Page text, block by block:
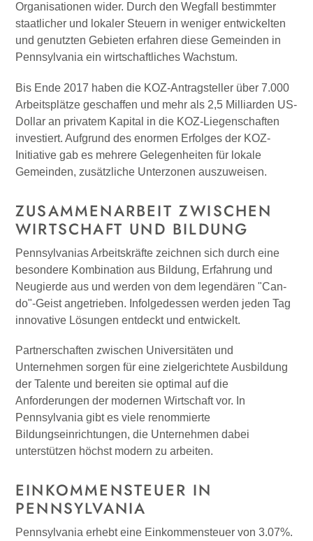
Organisationen wider. Durch den Wegfall bestimmter
staatlicher und lokaler Steuern in weniger entwickelten
und genutzten Gebieten erfahren diese Gemeinden in
Pennsylvania ein wirtschaftliches Wachstum.
Bis Ende 2017 haben die KOZ-Antragsteller über 7.000
Arbeitsplätze geschaffen und mehr als 2,5 Milliarden US-
Dollar an privatem Kapital in die KOZ-Liegenschaften
investiert. Aufgrund des enormen Erfolges der KOZ-
Initiative gab es mehrere Gelegenheiten für lokale
Gemeinden, zusätzliche Unterzonen auszuweisen.
ZUSAMMENARBEIT ZWISCHEN
WIRTSCHAFT UND BILDUNG
Pennsylvanias Arbeitskräfte zeichnen sich durch eine
besondere Kombination aus Bildung, Erfahrung und
Neugierde aus und werden von dem legendären "Can-
do"-Geist angetrieben. Infolgedessen werden jeden Tag
innovative Lösungen entdeckt und entwickelt.
Partnerschaften zwischen Universitäten und
Unternehmen sorgen für eine zielgerichtete Ausbildung
der Talente und bereiten sie optimal auf die
Anforderungen der modernen Wirtschaft vor. In
Pennsylvania gibt es viele renommierte
Bildungseinrichtungen, die Unternehmen dabei
unterstützen höchst modern zu arbeiten.
EINKOMMENSTEUER IN
PENNSYLVANIA
Pennsylvania erhebt eine Einkommensteuer von 3.07%.